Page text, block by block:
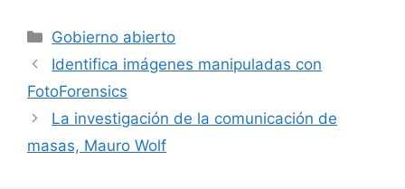
c
e
b
o
o
at
s
A
p
p
e
gr
m
er
e
l
p
tir
Categorías
Gobierno abierto
Identifica imágenes manipuladas con
FotoForensics
La investigación de la comunicación de
masas, Mauro Wolf